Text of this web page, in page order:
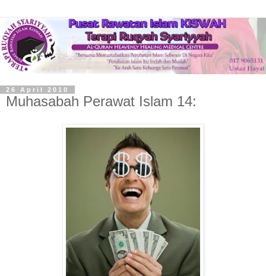
26 April 2010
Muhasabah Perawat Islam 14: